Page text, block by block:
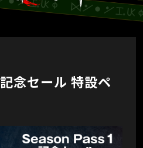
念セール 特設ペ